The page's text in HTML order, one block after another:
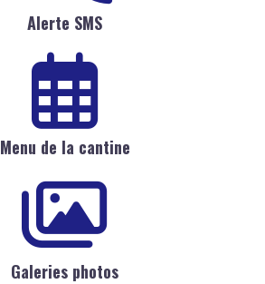
Alerte SMS
Menu de la cantine
Galeries photos